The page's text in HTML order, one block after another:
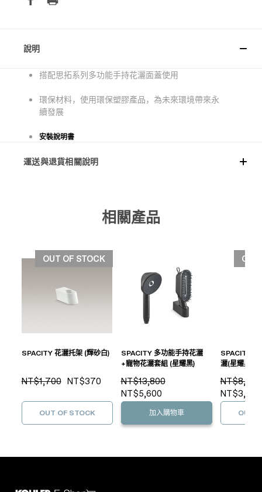
說明
搭配思拓系列多功能手持花灑面蓋使用
環保材料，使用環保塑膠產品，為未來環境帶來永
續發展
安裝說明書
運送與退貨相關說明
相關產品
OUT OF STOCK
SPACITY 花灑托架 (輝砂白)
NT$1,700 NT$370
OUT OF STOCK
SPACITY 多功能手持花灑
+寵物花灑套組 (星耀黑)
NT$13,800
NT$5,600
加入購物車
OUT
SPACITY
灑(星耀黑)
NT$8,200
NT$3,350
OUT